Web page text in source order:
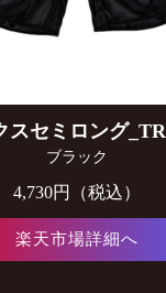
スセミロング
ブラック
4,730円（税込）
楽天市場詳細へ